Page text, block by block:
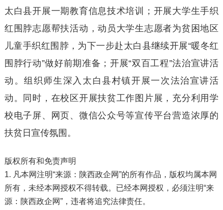
太白县开展一期教育信息技术培训；开展大学生手织
红围脖志愿帮扶活动，动员大学生志愿者为贫困地区
儿童手织红围脖，为下一步赴太白县继续开展“暖冬红
围脖行动”做好前期准备；开展“双百工程”法治宣讲活
动。组织师生深入太白县村镇开展一次法治宣讲活
动。同时，在校区开展扶贫工作图片展，充分利用学
校电子屏、网页、微信公众号等宣传平台营造浓厚的
扶贫日宣传氛围。
版权所有和免责声明
1. 凡本网注明“来源：陕西政企网”的所有作品，版权均属本网
所有，未经本网授权不得转载。已经本网授权，必须注明“来
源：陕西政企网”，违者将追究法律责任。